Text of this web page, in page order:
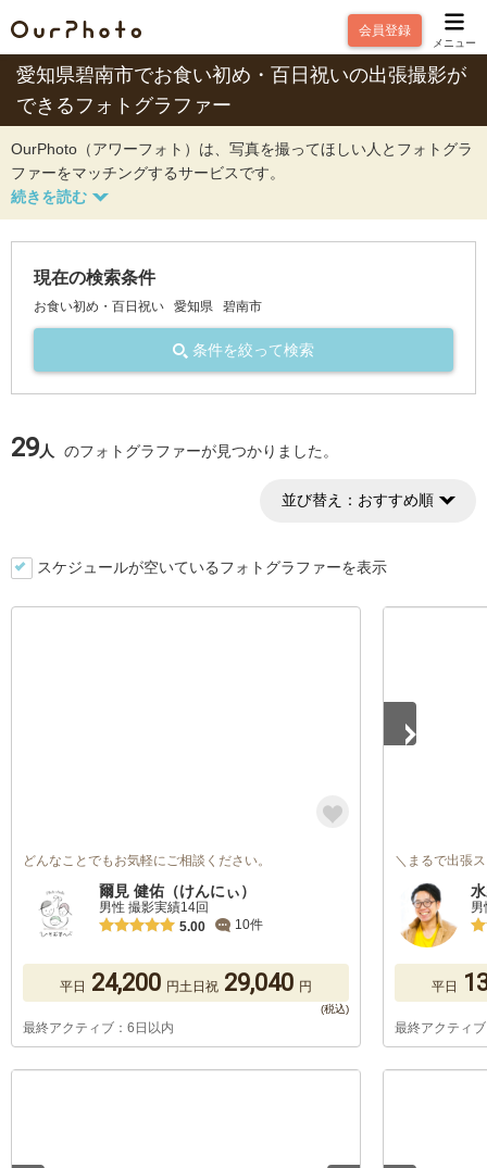
会員登録
メニュー
愛知県碧南市でお食い初め・百日祝いの出張撮影が
できるフォトグラファー
OurPhoto（アワーフォト）は、写真を撮ってほしい人とフォトグラ
ファーをマッチングするサービスです。
現在の検索条件
お食い初め・百日祝い 愛知県 碧南市
条件を絞って検索
29人 のフォトグラファーが見つかりました。
並び替え： おすすめ順
スケジュールが空いているフォトグラファーを表示
どんなことでもお気軽にご相談ください。
爾見 健佑（けんにぃ）
男性 撮影実績14回
5.00
10件
平日 24,200 円土日祝 29,040 円
最終アクティブ：6日以内
＼まるで出張
平日
最終アクティ